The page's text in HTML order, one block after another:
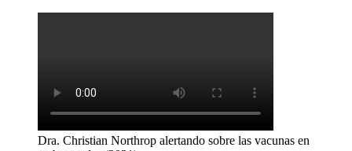
Dra. Christian Northrop alertando sobre las vacunas en